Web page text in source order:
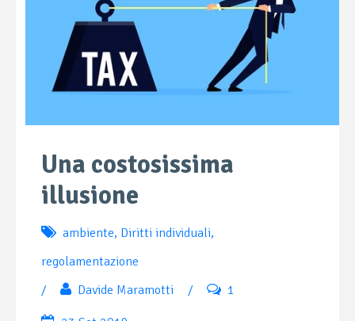
Una costosissima
illusione
ambiente, Diritti individuali,
regolamentazione
/
Davide Maramotti / 1